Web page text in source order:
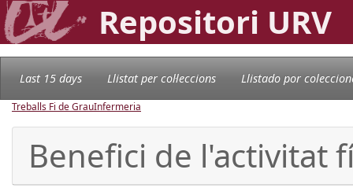
Repositori URV
Last 15 days Llistat per col·leccions Llistado por
Treballs Fi de GrauInfermeria
Benefici de l'activitat